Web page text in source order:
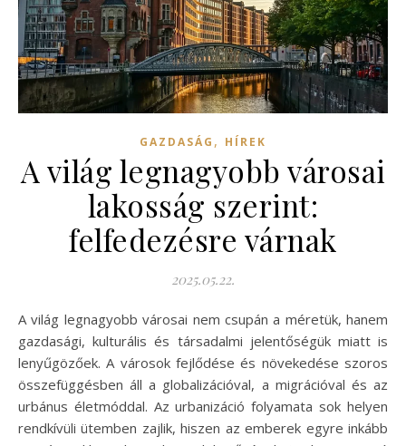
GAZDASÁG , HÍREK
A világ legnagyobb városai
lakosság szerint:
felfedezésre várnak
2025.05.22.
A világ legnagyobb városai nem csupán a méretük, hanem
gazdasági, kulturális és társadalmi jelentőségük miatt is
lenyűgözőek. A városok fejlődése és növekedése szoros
összefüggésben áll a globalizációval, a migrációval és az
urbánus életmóddal. Az urbanizáció folyamata sok helyen
rendkívüli ütemben zajlik, hiszen az emberek egyre inkább